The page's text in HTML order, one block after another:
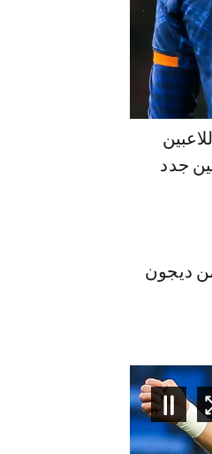
جدد
الوداد صيف 2024، قادما من ديجون